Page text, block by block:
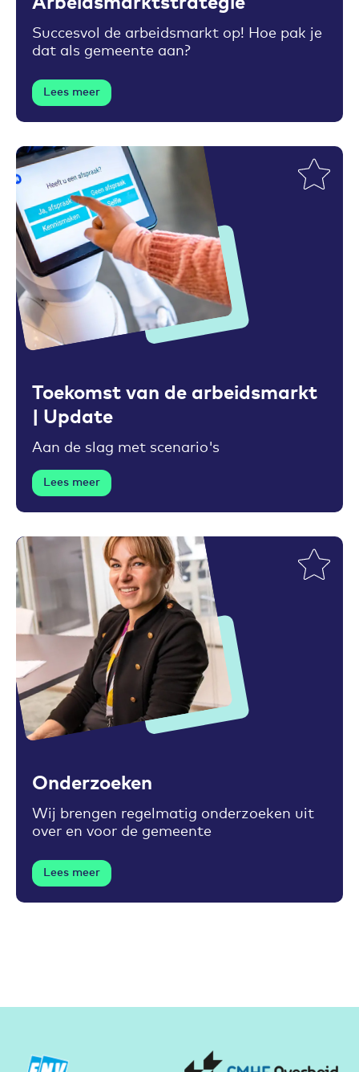
Succesvol de arbeidsmarkt op! Hoe pak je
dat als gemeente aan?
Lees meer
Toevoegen aan favorieten
Toekomst van de arbeidsmarkt
| Update
Aan de slag met scenario's
Lees meer
Toevoegen aan favorieten
Onderzoeken
Wij brengen regelmatig onderzoeken uit
over en voor de gemeente
Lees meer